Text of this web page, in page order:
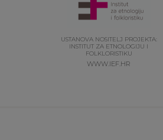
USTANOVA NOSITELJ PROJEKTA:
INSTITUT ZA ETNOLOGIJU I
FOLKLORISTIKU
WWW.IEF.HR